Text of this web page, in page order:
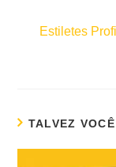
Estiletes
TALVEZ